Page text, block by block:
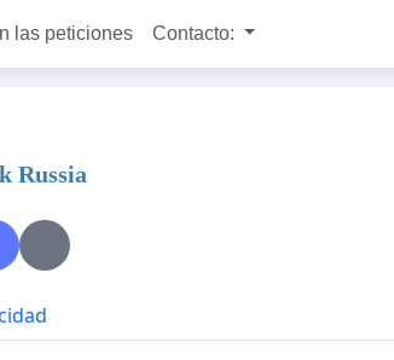
las peticiones Contacto:
Russia